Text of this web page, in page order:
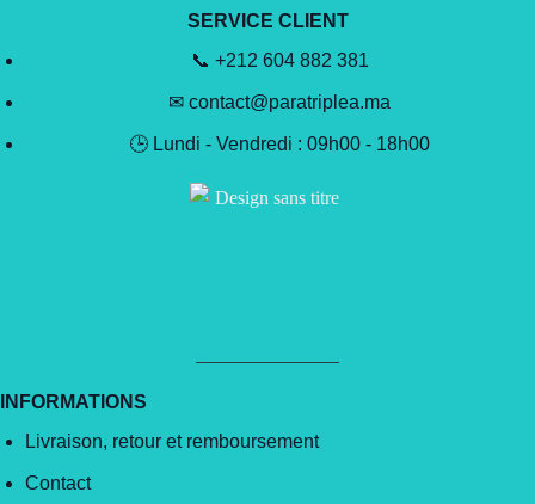
SERVICE CLIENT
📞 +212 604 882 381
✉ contact@paratriplea.ma
🕒 Lundi - Vendredi : 09h00 - 18h00
INFORMATIONS
Livraison, retour et remboursement
Contact